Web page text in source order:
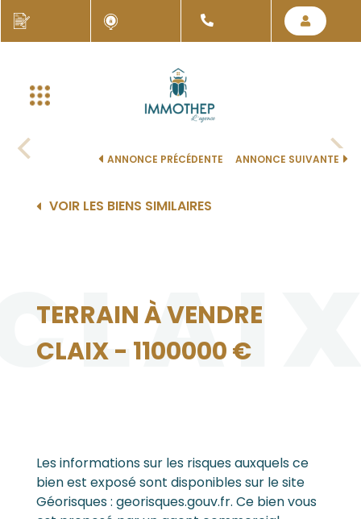
ANNONCE PRÉCÉDENTE ANNONCE SUIVANTE
VOIR LES BIENS SIMILAIRES
TERRAIN À VENDRE
CLAIX - 1100000 €
Les informations sur les risques auxquels ce
bien est exposé sont disponibles sur le site
Géorisques : georisques.gouv.fr. Ce bien vous